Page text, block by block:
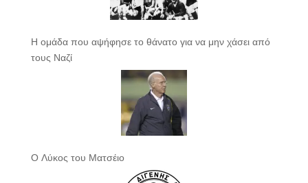
Η ομάδα που αψήφησε το θάνατο για να μην χάσει από
τους Ναζί
Ο Λύκος του Ματσέιο